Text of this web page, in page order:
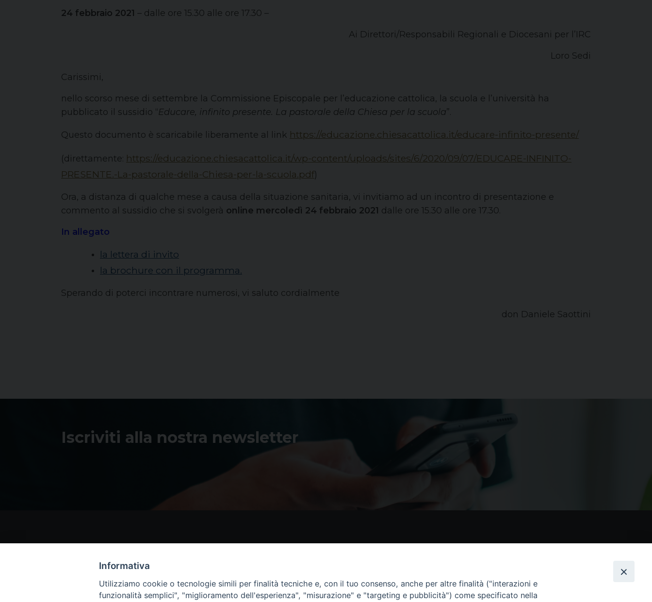
24 febbraio 2021 – dalle ore 15.30 alle ore 17.30 –
Ai Direttori/Responsabili Regionali e Diocesani per l’IRC
Loro Sedi
Carissimi,
nello scorso mese di settembre la Commissione Episcopale per l’educazione cattolica, la scuola e l’università ha
pubblicato il sussidio “Educare, infinito presente. La pastorale della Chiesa per la scuola”.
Questo documento è scaricabile liberamente al link https://educazione.chiesacattolica.it/educare-infinito-presente/
(direttamente: https://educazione.chiesacattolica.it/wp-content/uploads/sites/6/2020/09/07/EDUCARE-INFINITO-
PRESENTE.-La-pastorale-della-Chiesa-per-la-scuola.pdf)
Ora, a distanza di qualche mese a causa della situazione sanitaria, vi invitiamo ad un incontro di presentazione e
commento al sussidio che si svolgerà online mercoledì 24 febbraio 2021 dalle ore 15.30 alle ore 17.30.
In allegato
la lettera di invito
la brochure con il programma.
Sperando di poterci incontrare numerosi, vi saluto cordialmente
don Daniele Saottini
Iscriviti alla nostra newsletter
Piazza Andrea D'Isernia, 2
86170 Isernia
Informativa
Utilizziamo cookie o tecnologie simili per finalità tecniche e, con il tuo consenso, anche per altre finalità ("interazioni e
funzionalità semplici", "miglioramento dell'esperienza", "misurazione" e "targeting e pubblicità") come specificato nella